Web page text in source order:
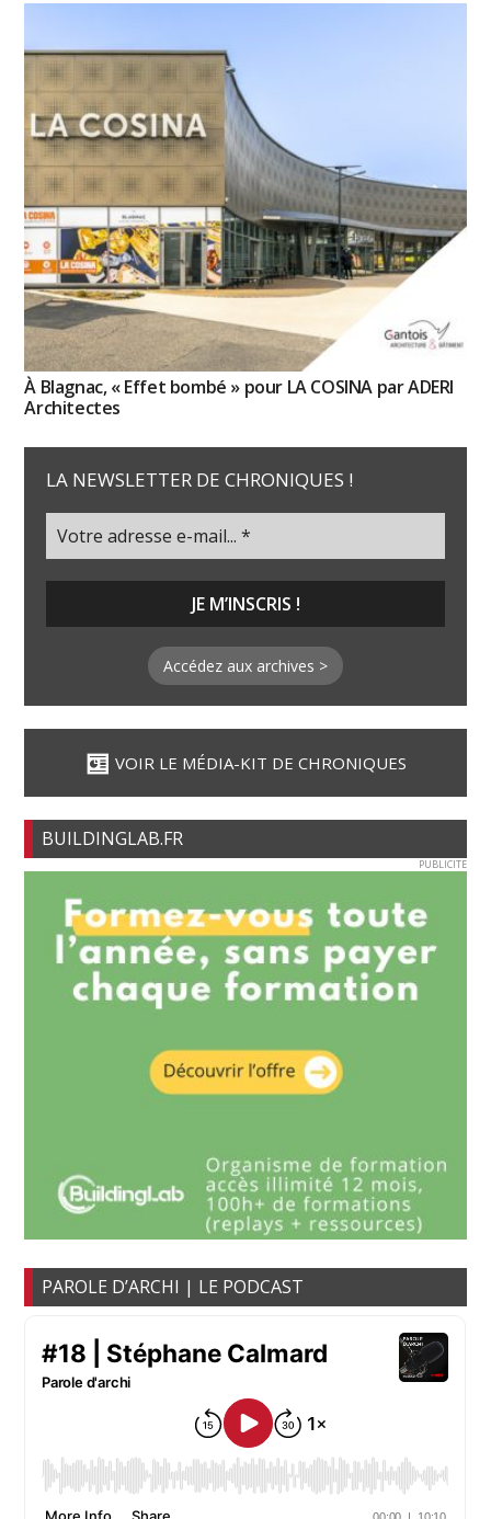
À Blagnac, « Effet bombé » pour LA COSINA par ADERI
Architectes
LA NEWSLETTER DE CHRONIQUES !
Accédez aux archives >
VOIR LE MÉDIA-KIT DE CHRONIQUES
BUILDINGLAB.FR
PUBLICITE
PAROLE D’ARCHI | LE PODCAST